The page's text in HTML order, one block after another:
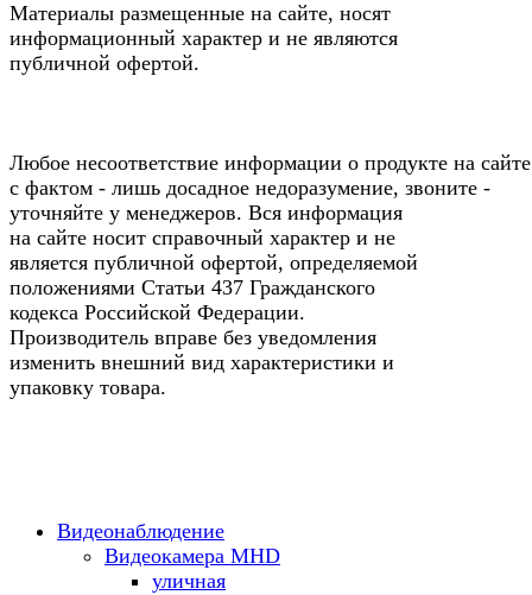
Материалы размещенные на сайте, носят
информационный характер и не являются
публичной офертой.
Любое несоответствие информации о продукте на сайте
с фактом - лишь досадное недоразумение, звоните -
уточняйте у менеджеров. Вся информация
на сайте носит справочный характер и не
является публичной офертой, определяемой
положениями Статьи 437 Гражданского
кодекса Российской Федерации.
Производитель вправе без уведомления
изменить внешний вид характеристики и
упаковку товара.
Видеонаблюдение
Видеокамера MНD
уличная